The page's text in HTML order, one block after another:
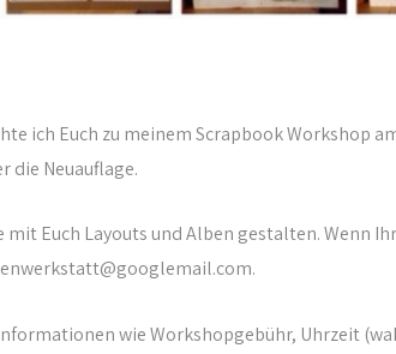
ich Euch zu meinem Scrapbook Workshop
die Neuauflage.
mit Euch Layouts und Alben gestalten. Wenn
wie Workshopgebühr, Uhrzeit